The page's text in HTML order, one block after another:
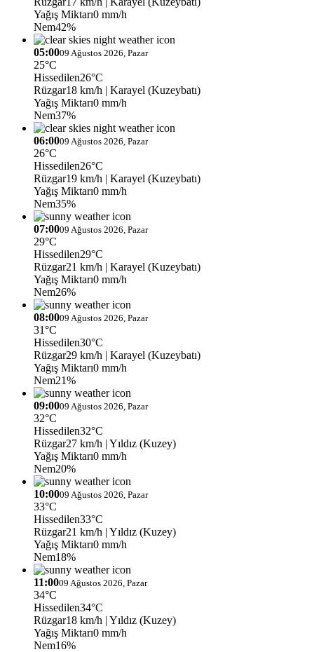
Yağış Miktarı0 mm/h
Nem42%
05:0009 Ağustos 2026, Pazar
25°C
Hissedilen26°C
Rüzgar18 km/h | Karayel (Kuzeybatı)
Yağış Miktarı0 mm/h
Nem37%
06:0009 Ağustos 2026, Pazar
26°C
Hissedilen26°C
Rüzgar19 km/h | Karayel (Kuzeybatı)
Yağış Miktarı0 mm/h
Nem35%
07:0009 Ağustos 2026, Pazar
29°C
Hissedilen29°C
Rüzgar21 km/h | Karayel (Kuzeybatı)
Yağış Miktarı0 mm/h
Nem26%
08:0009 Ağustos 2026, Pazar
31°C
Hissedilen30°C
Rüzgar29 km/h | Karayel (Kuzeybatı)
Yağış Miktarı0 mm/h
Nem21%
09:0009 Ağustos 2026, Pazar
32°C
Hissedilen32°C
Rüzgar27 km/h | Yıldız (Kuzey)
Yağış Miktarı0 mm/h
Nem20%
10:0009 Ağustos 2026, Pazar
33°C
Hissedilen33°C
Rüzgar21 km/h | Yıldız (Kuzey)
Yağış Miktarı0 mm/h
Nem18%
11:0009 Ağustos 2026, Pazar
34°C
Hissedilen34°C
Rüzgar18 km/h | Yıldız (Kuzey)
Yağış Miktarı0 mm/h
Nem16%